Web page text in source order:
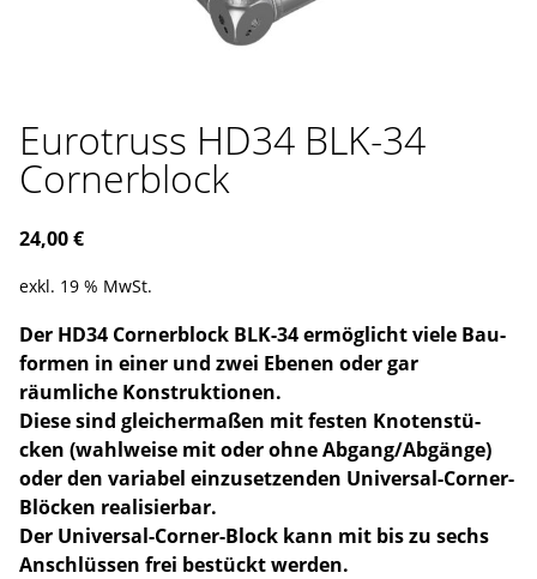
Eurotruss HD34 BLK-34
Cornerblock
24,00€
exkl. 19 % MwSt.
Der HD34 Cornerblock BLK-34 ermöglicht viele Bau­
formen in einer und zwei Ebenen oder gar
räumliche Konstruktionen.
Diese sind gleichermaßen mit festen Kno­ten­stü­
cken (wahlweise mit oder ohne Abgang/Abgänge)
oder den variabel einzusetzenden Universal-Corner-
Blöcken realisierbar.
Der Universal-Corner-Block kann mit bis zu sechs
Anschlüssen frei bestückt werden.